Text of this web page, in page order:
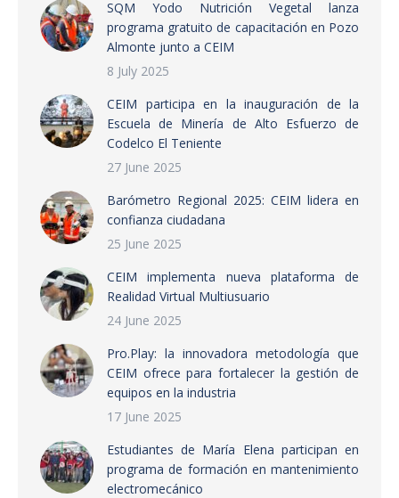
SQM Yodo Nutrición Vegetal lanza
programa gratuito de capacitación en Pozo
Almonte junto a CEIM
8 July 2025
CEIM participa en la inauguración de la
Escuela de Minería de Alto Esfuerzo de
Codelco El Teniente
27 June 2025
Barómetro Regional 2025: CEIM lidera en
confianza ciudadana
25 June 2025
CEIM implementa nueva plataforma de
Realidad Virtual Multiusuario
24 June 2025
Pro.Play: la innovadora metodología que
CEIM ofrece para fortalecer la gestión de
equipos en la industria
17 June 2025
Estudiantes de María Elena participan en
programa de formación en mantenimiento
electromecánico